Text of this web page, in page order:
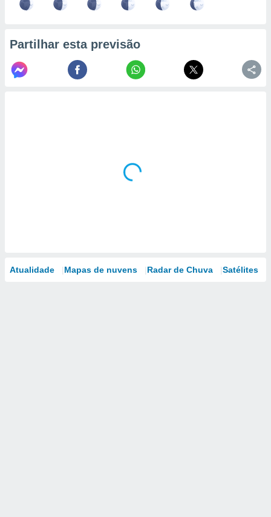
Partilhar esta previsão
Atualidade Mapas de nuvens Radar de Chuva Satélites